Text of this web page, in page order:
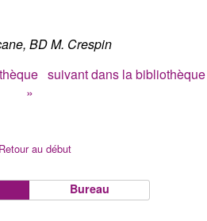
BD M. Crespin
suivant dans la bibliothèque
»
Retour au début
Bureau